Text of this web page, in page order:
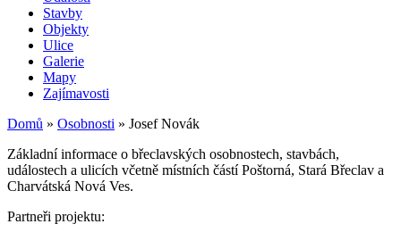
Stavby
Objekty
Ulice
Galerie
Mapy
Zajímavosti
Domů » Osobnosti » Josef Novák
Základní informace o břeclavských osobnostech, stavbách,
událostech a ulicích včetně místních částí Poštorná, Stará Břeclav a
Charvátská Nová Ves.
Partneři projektu: